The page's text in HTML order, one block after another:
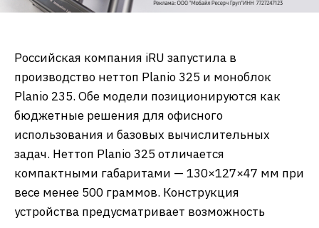
Российская компания iRU запустила в
производство неттоп Planio 325 и моноблок
Planio 235. Обе модели позиционируются как
бюджетные решения для офисного
использования и базовых вычислительных
задач. Неттоп Planio 325 отличается
компактными габаритами — 130×127×47 мм при
весе менее 500 граммов. Конструкция
устройства предусматривает возможность